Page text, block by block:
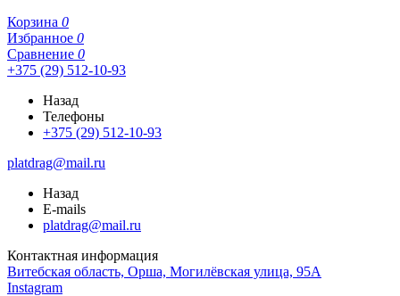
Корзина 0
Избранное 0
Сравнение 0
+375 (29) 512-10-93
Назад
Телефоны
+375 (29) 512-10-93
platdrag@mail.ru
Назад
E-mails
platdrag@mail.ru
Контактная информация
Витебская область, Орша, Могилёвская улица, 95А
Instagram